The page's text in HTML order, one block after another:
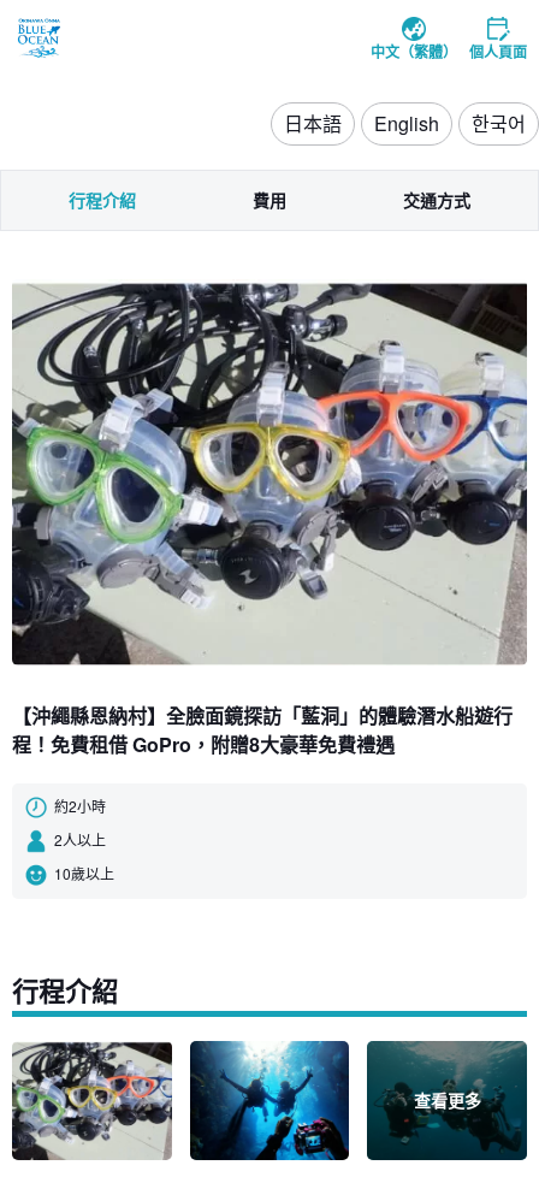
中文（繁體） 個人頁面
日本語 English 한국어
行程介紹 費用 交通方式
【沖繩縣恩納村】全臉面鏡探訪「藍洞」的體驗潛水船遊行
程！免費租借 GoPro，附贈8大豪華免費禮遇
約2小時
2人以上
10歲以上
行程介紹
查看更多